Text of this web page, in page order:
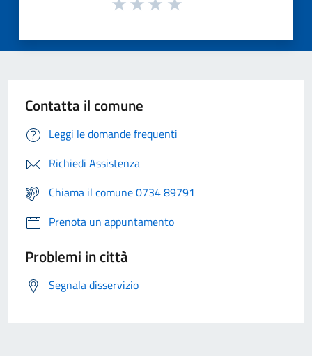
Contatta il comune
Leggi le domande frequenti
Richiedi Assistenza
Chiama il comune 0734 89791
Prenota un appuntamento
Problemi in città
Segnala disservizio